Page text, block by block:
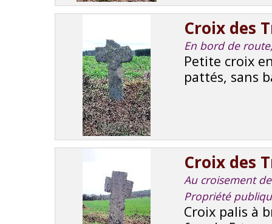
Croix des
En bord de
Petite croix
pattés, sans
Croix des
Au croisement
Propriété
Croix palis à